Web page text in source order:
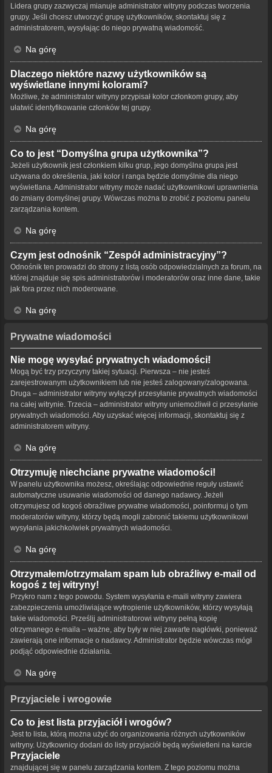
Lidera grupy zazwyczaj mianuje administrator witryny podczas tworzenia
grupy. Jeśli chcesz utworzyć grupę użytkowników, skontaktuj się z
administratorem, wysyłając do niego prywatną wiadomość.
Na górę
Dlaczego niektóre nazwy użytkowników są
wyświetlane innymi kolorami?
Możliwe, że administrator witryny przypisał kolor członkom grupy, aby
ułatwić identyfikowanie członków tej grupy.
Na górę
Co to jest “Domyślna grupa użytkownika”?
Jeżeli użytkownik jest członkiem kilku grup, jego domyślna grupa jest
używana do określenia, jaki kolor i ranga będzie domyślnie dla niego
wyświetlana. Administrator witryny może nadać użytkownikowi uprawnienia
do zmiany domyślnej grupy. Wówczas można to zrobić z poziomu panelu
zarządzania kontem.
Na górę
Czym jest odnośnik “Zespół administracyjny”?
Odnośnik ten prowadzi do strony z listą osób odpowiedzialnych za forum, na
której znajduje się spis administratorów i moderatorów oraz inne dane, takie
jak fora przez nich moderowane.
Na górę
Prywatne wiadomości
Nie mogę wysyłać prywatnych wiadomości!
Mogą być trzy przyczyny takiej sytuacji. Pierwsza – nie jesteś
zarejestrowanym użytkownikiem lub nie jesteś zalogowany/zalogowana.
Druga – administrator witryny wyłączył przesyłanie prywatnych wiadomości
na całej witrynie. Trzecia – administrator witryny uniemożliwił ci przesyłanie
prywatnych wiadomości. Aby uzyskać więcej informacji, skontaktuj się z
administratorem witryny.
Na górę
Otrzymuję niechciane prywatne wiadomości!
W panelu użytkownika możesz, określając odpowiednie reguły ustawić
automatyczne usuwanie wiadomości od danego nadawcy. Jeżeli
otrzymujesz od kogoś obraźliwe prywatne wiadomości, poinformuj o tym
moderatorów witryny, którzy będą mogli zabronić takiemu użytkownikowi
wysyłania jakichkolwiek prywatnych wiadomości.
Na górę
Otrzymałem/otrzymałam spam lub obraźliwy e-mail od
kogoś z tej witryny!
Przykro nam z tego powodu. System wysyłania e-maili witryny zawiera
zabezpieczenia umożliwiające wytropienie użytkowników, którzy wysyłają
takie wiadomości. Prześlij administratorowi witryny pełną kopię
otrzymanego e-maila – ważne, aby były w niej zawarte nagłówki, ponieważ
zawierają one informacje o nadawcy. Administrator będzie wówczas mógł
podjąć odpowiednie działania.
Na górę
Przyjaciele i wrogowie
Co to jest lista przyjaciół i wrogów?
Jest to lista, którą można użyć do organizowania różnych użytkowników
witryny. Użytkownicy dodani do listy przyjaciół będą wyświetleni na karcie
Przyjaciele
znajdującej się w panelu zarządzania kontem. Z tego poziomu można